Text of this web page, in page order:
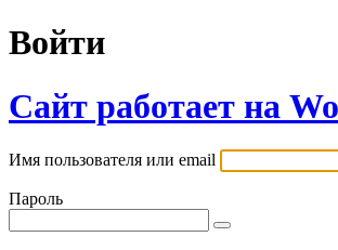
Войти
Сайт работает на
Имя пользователя или email
Пароль